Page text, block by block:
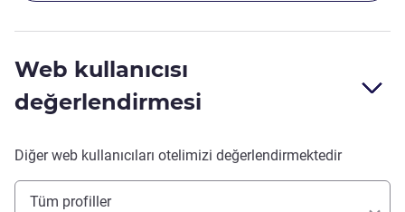
Web kullanıcısı
değerlendirmesi
Diğer web kullanıcıları otelimizi değerlendirmektedir
Tüm profiller